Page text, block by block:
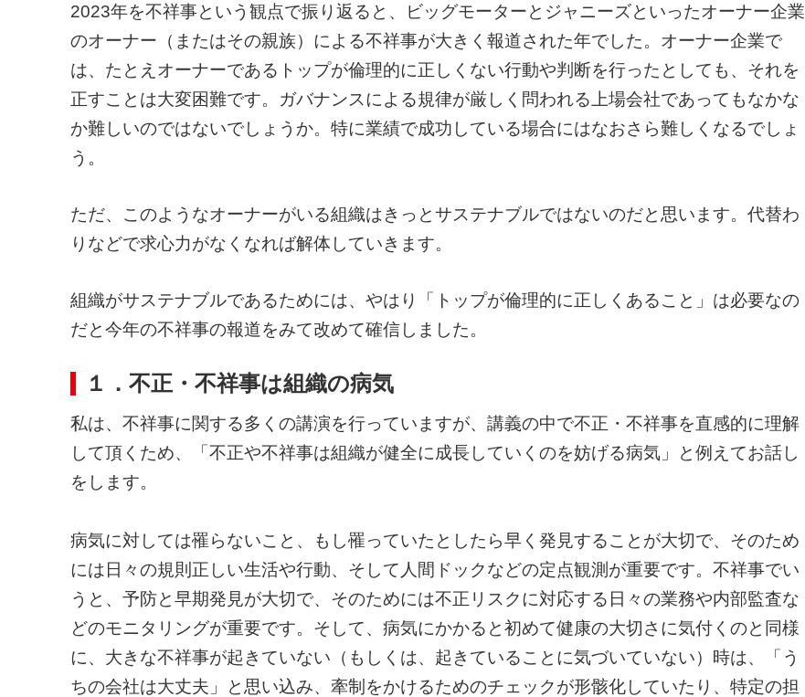
2023年を不祥事という観点で振り返ると、ビッグモーターとジャニーズといったオーナー企業
のオーナー（またはその親族）による不祥事が大きく報道された年でした。オーナー企業で
は、たとえオーナーであるトップが倫理的に正しくない行動や判断を行ったとしても、それを
正すことは大変困難です。ガバナンスによる規律が厳しく問われる上場会社であってもなかな
か難しいのではないでしょうか。特に業績で成功している場合にはなおさら難しくなるでしょ
う。
ただ、このようなオーナーがいる組織はきっとサステナブルではないのだと思います。代替わ
りなどで求心力がなくなれば解体していきます。
組織がサステナブルであるためには、やはり「トップが倫理的に正しくあること」は必要なの
だと今年の不祥事の報道をみて改めて確信しました。
１．不正・不祥事は組織の病気
私は、不祥事に関する多くの講演を行っていますが、講義の中で不正・不祥事を直感的に理解
して頂くため、「不正や不祥事は組織が健全に成長していくのを妨げる病気」と例えてお話し
をします。
病気に対しては罹らないこと、もし罹っていたとしたら早く発見することが大切で、そのため
には日々の規則正しい生活や行動、そして人間ドックなどの定点観測が重要です。不祥事でい
うと、予防と早期発見が大切で、そのためには不正リスクに対応する日々の業務や内部監査な
どのモニタリングが重要です。そして、病気にかかると初めて健康の大切さに気付くのと同様
に、大きな不祥事が起きていない（もしくは、起きていることに気づいていない）時は、「う
ちの会社は大丈夫」と思い込み、牽制をかけるためのチェックが形骸化していたり、特定の担